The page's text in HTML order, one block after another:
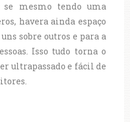
se mesmo tendo uma
havera ainda espaço
sobre outros e para a
Isso tudo torna o
ultrapassado e fácil de